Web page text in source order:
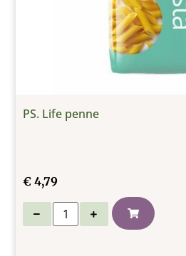
PS. Life penne
€ 4,79